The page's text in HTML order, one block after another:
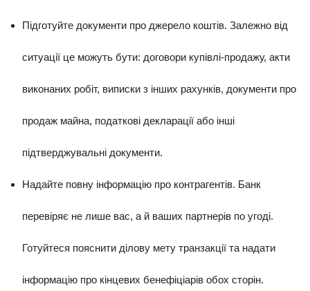
Підготуйте документи про джерело коштів. Залежно від
ситуації це можуть бути: договори купівлі-продажу, акти
виконаних робіт, виписки з інших рахунків, документи про
продаж майна, податкові декларації або інші
підтверджувальні документи.
Надайте повну інформацію про контрагентів. Банк
перевіряє не лише вас, а й ваших партнерів по угоді.
Готуйтеся пояснити ділову мету транзакції та надати
інформацію про кінцевих бенефіціарів обох сторін.